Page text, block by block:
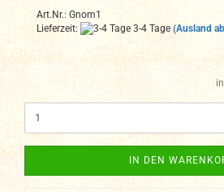
Art.Nr.: Gnom1
Lieferzeit:
3-4 Tage (Ausland
IN DEN